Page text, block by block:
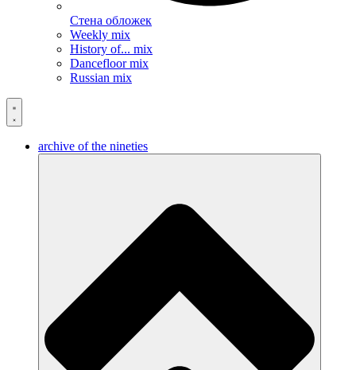
Стена обложек
Weekly mix
History of... mix
Dancefloor mix
Russian mix
archive of the nineties